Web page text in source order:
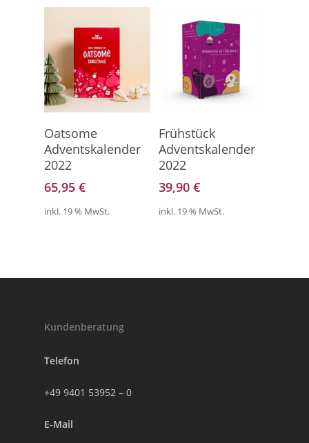
Kalender
Oatsome
Adventskalender
2022
65,95 €
inkl. 19 % MwSt.
Kalender
Frühstück
Adventskalender
2022
39,90€
inkl. 19 % MwSt.
Kundenberatung
Telefon
+49 9401 53952 – 0
E-Mail